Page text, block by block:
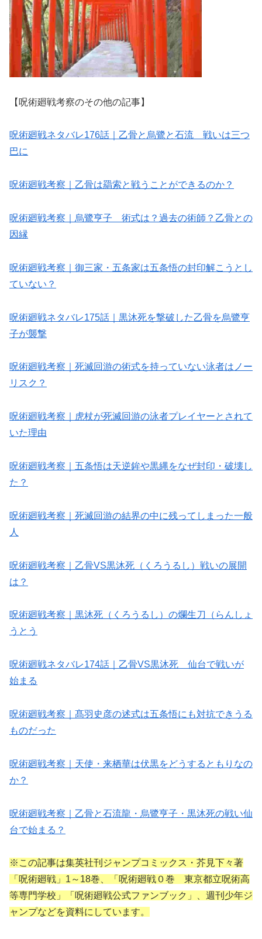
【呪術廻戦考察のその他の記事】
呪術廻戦ネタバレ176話｜乙骨と烏鷺と石流 戦いは三つ
巴に
呪術廻戦考察｜乙骨は羂索と戦うことができるのか？
呪術廻戦考察｜烏鷺亨子 術式は？過去の術師？乙骨との
因縁
呪術廻戦考察｜御三家・五条家は五条悟の封印解こうとし
ていない？
呪術廻戦ネタバレ175話｜黒沐死を撃破した乙骨を烏鷺亨
子が襲撃
呪術廻戦考察｜死滅回游の術式を持っていない泳者はノー
リスク？
呪術廻戦考察｜虎杖が死滅回游の泳者プレイヤーとされて
いた理由
呪術廻戦考察｜五条悟は天逆鉾や黒縄をなぜ封印・破壊し
た？
呪術廻戦考察｜死滅回游の結界の中に残ってしまった一般
人
呪術廻戦考察｜乙骨VS黒沐死（くろうるし）戦いの展開
は？
呪術廻戦考察｜黒沐死（くろうるし）の爛生刀（らんしょ
うとう
呪術廻戦ネタバレ174話｜乙骨VS黒沐死 仙台で戦いが
始まる
呪術廻戦考察｜髙羽史彦の述式は五条悟にも対抗できうる
ものだった
呪術廻戦考察｜天使・来栖華は伏黒をどうするともりなの
か？
呪術廻戦考察｜乙骨と石流龍・烏鷺亨子・黒沐死の戦い仙
台で始まる？
※この記事は集英社刊ジャンプコミックス・芥見下々著
「呪術廻戦」1～18巻、「呪術廻戦０巻 東京都立呪術高
等専門学校」「呪術廻戦公式ファンブック」、週刊少年ジ
ャンプなどを資料にしています。